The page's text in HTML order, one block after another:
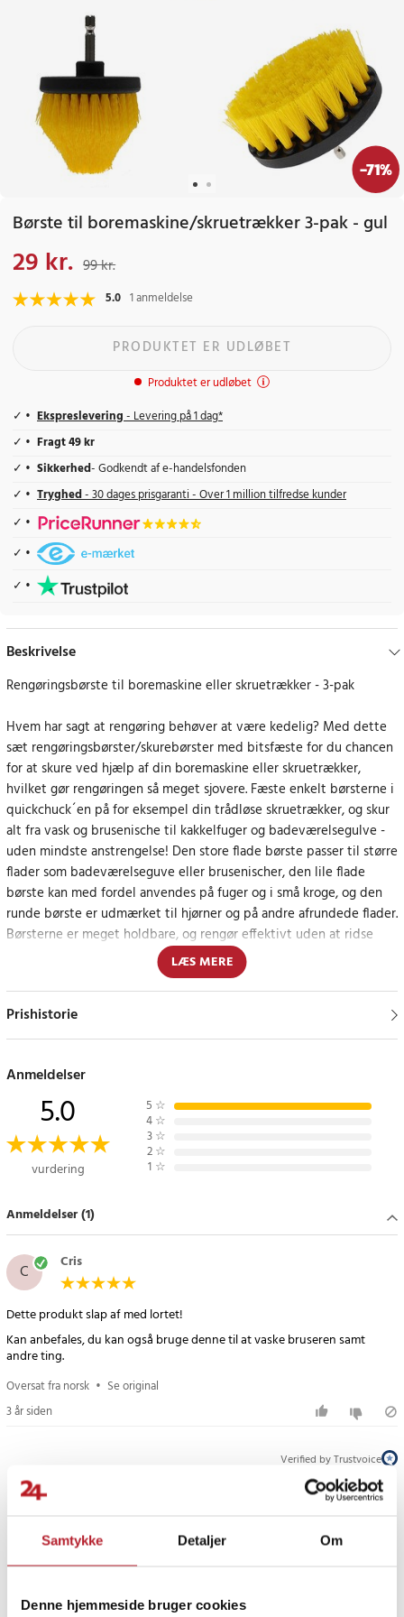
Samtykke Detaljer Om
Denne hjemmeside bruger cookies
-71%
Børste til boremaskine/skruetrækker 3-pak - gul
Nuværende pris
29 kr. 99 kr.
5.0 1 anmeldelse
PRODUKTET ER UDLØBET
Produktet er udløbet
Ekspreslevering- Levering på 1 dag*
Fragt 49 kr
Sikkerhed- Godkendt af e-handelsfonden
Tryghed- 30 dages prisgaranti - Over 1 million tilfredse kunder
Beskrivelse
Rengøringsbørste til boremaskine eller skruetrækker - 3-pak
Hvem har sagt at rengøring behøver at være kedelig? Med dette
sæt rengøringsbørster/skurebørster med bitsfæste for du chancen
for at skure ved hjælp af din boremaskine eller skruetrækker,
hvilket gør rengøringen så meget sjovere. Fæste enkelt børsterne i
quickchuck´en på for eksempel din trådløse skruetrækker, og skur
alt fra vask og brusenische til kakkelfuger og badeværelsegulve -
uden mindste anstrengelse! Den store flade børste passer til større
flader som badeværelseguve eller brusenischer, den lile flade
børste kan med fordel anvendes på fuger og i små kroge, og den
runde børste er udmærket til hjørner og på andre afrundede flader.
Børsterne er meget holdbare, og rengør effektivt uden at ridse
- Materiale: PP og metal
- Farve: Gul
- Mål: 2 tommer, 3,5 tommer og 4 tommer
Article number
LÆS MERE
Prishistorie
Anmeldelser
5.0
vurdering
5 ☆
4 ☆
3 ☆
2 ☆
1 ☆
Anmeldelser (1)
C Cris
Dette produkt slap af med lortet!
Kan anbefales, du kan også bruge denne til at vaske bruseren samt
andre ting.
Oversat fra norsk • Se original
3 år siden
Verified by Trustvoice